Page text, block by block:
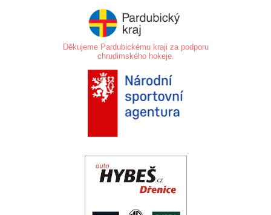
Děkujeme Pardubickému kraji za podporu
chrudimského hokeje.